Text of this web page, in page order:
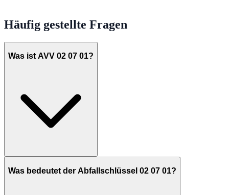
Häufig gestellte Fragen
Was ist AVV 02 07 01?
Was bedeutet der Abfallschlüssel 02 07 01?